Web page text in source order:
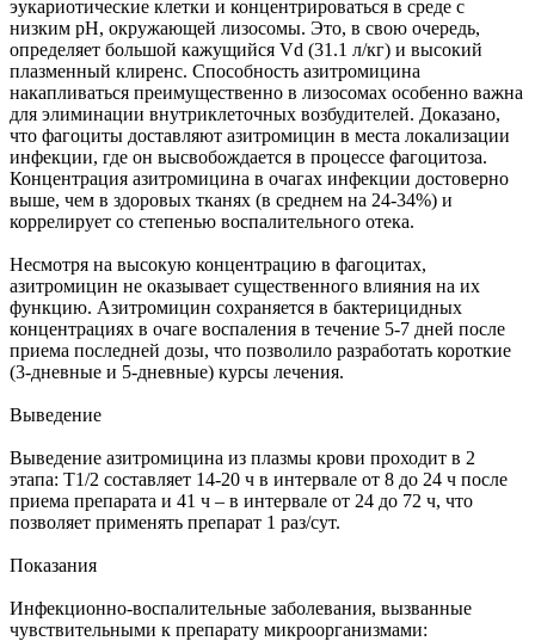
эукариотические клетки и концентрироваться в среде с
низким рН, окружающей лизосомы. Это, в свою очередь,
определяет большой кажущийся Vd (31.1 л/кг) и высокий
плазменный клиренс. Способность азитромицина
накапливаться преимущественно в лизосомах особенно важна
для элиминации внутриклеточных возбудителей. Доказано,
что фагоциты доставляют азитромицин в места локализации
инфекции, где он высвобождается в процессе фагоцитоза.
Концентрация азитромицина в очагах инфекции достоверно
выше, чем в здоровых тканях (в среднем на 24-34%) и
коррелирует со степенью воспалительного отека.
Несмотря на высокую концентрацию в фагоцитах,
азитромицин не оказывает существенного влияния на их
функцию. Азитромицин сохраняется в бактерицидных
концентрациях в очаге воспаления в течение 5-7 дней после
приема последней дозы, что позволило разработать короткие
(3-дневные и 5-дневные) курсы лечения.
Выведение
Выведение азитромицина из плазмы крови проходит в 2
этапа: T1/2 составляет 14-20 ч в интервале от 8 до 24 ч после
приема препарата и 41 ч – в интервале от 24 до 72 ч, что
позволяет применять препарат 1 раз/сут.
Показания
Инфекционно-воспалительные заболевания, вызванные
чувствительными к препарату микроорганизмами: